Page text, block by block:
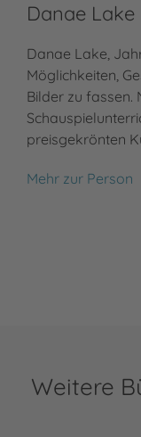
Danae Lake
Danae Lake,
Möglichkeiten,
Bilder zu fassen.
preisgekrönten
Mehr zur Person
Danae Lake
Weitere